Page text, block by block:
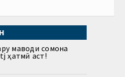
маводи сомона
ҳатмӣ аст!